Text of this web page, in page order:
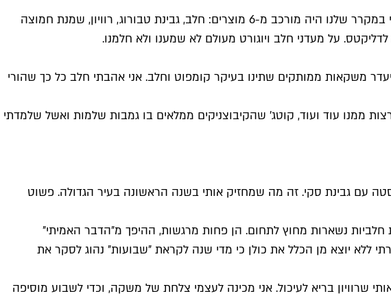
נולדתי בברה״מ הקומוניסטית של שנות ה-80. בזמן שבעולם הגדול אכלו צ׳דר, בושה, אמנטל וקוטג׳, ההיצע החלבי במקרר שלנו היה מורכב מ-6 מוצרים: חלב, גבינת טבורוג, רוויון, שמנת חמוצה
על מעדני חלב ויוגורט מעולם לא שמענו ולא חלמנו.
משקאות ממותקים שתינו בעיקר קומפוט וחלב. אני אהבתי חלב כל כך שהורי
לרצות ממנו עוד ועוד, קוטג׳ שהקיבוצניקים ממלאים בו גמבות שלמות ואשל שלמדתי
זה פסטה עם גבינת סקי. זה מה שמחזיק אותי בשנה הראשונה בעיר הגדולה. פשוט
נשארות מחוץ לתחום. הן פחות מרגשות, ההיפך מ״הדבר האמיתי״
יוצא מן הכלל את כולן כי מדי שנה לקראת ״שבועות״ נהוג לסקר את
שרוויון בריא לעיכול. אני מכינה לעצמי צלחת של משקה, וכדי לשבוע מוסיפה